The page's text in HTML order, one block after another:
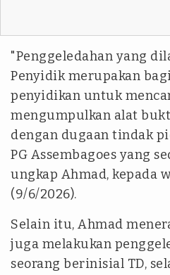
"Penggeledahan yang
Penyidik merupakan
penyidikan untuk
mengumpulkan alat
dengan dugaan tindak
PG Assembagoes yang
ungkap Ahmad, kepada
(9/6/2026).
Selain itu, Ahmad
juga melakukan
seorang berinisial TD,